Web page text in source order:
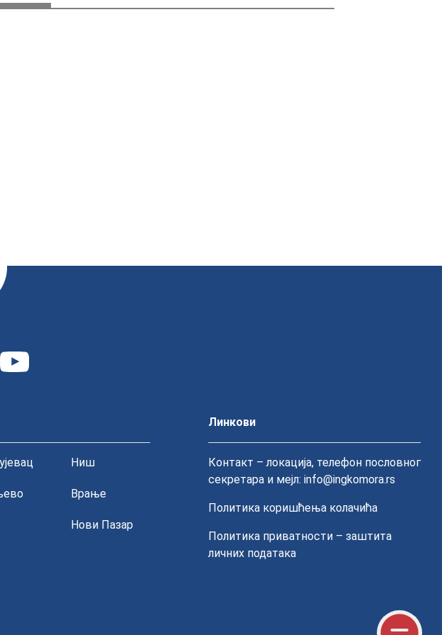
Ниш
Врање
Нови Пазар
Линкови
Контакт – локација, телефон пословног
секретара и мејл: info@ingkomora.rs
Политика коришћења колачића
Политика приватности – заштита
личних података